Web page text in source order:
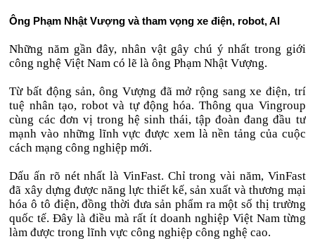
Ông Phạm Nhật Vượng và tham vọng xe điện, robot, AI
Những năm gần đây, nhân vật gây chú ý nhất trong giới
công nghệ Việt Nam có lẽ là ông Phạm Nhật Vượng.
Từ bất động sản, ông Vượng đã mở rộng sang xe điện, trí
tuệ nhân tạo, robot và tự động hóa. Thông qua Vingroup
cùng các đơn vị trong hệ sinh thái, tập đoàn đang đầu tư
mạnh vào những lĩnh vực được xem là nền tảng của cuộc
cách mạng công nghiệp mới.
Dấu ấn rõ nét nhất là VinFast. Chỉ trong vài năm, VinFast
đã xây dựng được năng lực thiết kế, sản xuất và thương mại
hóa ô tô điện, đồng thời đưa sản phẩm ra một số thị trường
quốc tế. Đây là điều mà rất ít doanh nghiệp Việt Nam từng
làm được trong lĩnh vực công nghiệp công nghệ cao.